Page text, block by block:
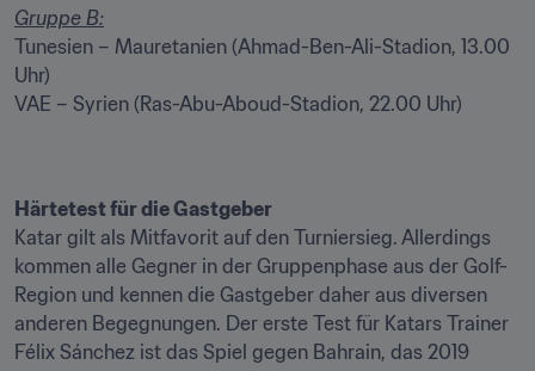
Gruppe B:
Tunesien – Mauretanien (Ahmad-Ben-Ali-Stadion, 13.00
Uhr)
VAE – Syrien (Ras-Abu-Aboud-Stadion, 22.00 Uhr)
Härtetest für die Gastgeber
Katar gilt als Mitfavorit auf den Turniersieg. Allerdings
kommen alle Gegner in der Gruppenphase aus der Golf-
Region und kennen die Gastgeber daher aus diversen
anderen Begegnungen. Der erste Test für Katars Trainer
Félix Sánchez ist das Spiel gegen Bahrain, das 2019